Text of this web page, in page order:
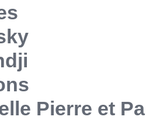
Pierre et